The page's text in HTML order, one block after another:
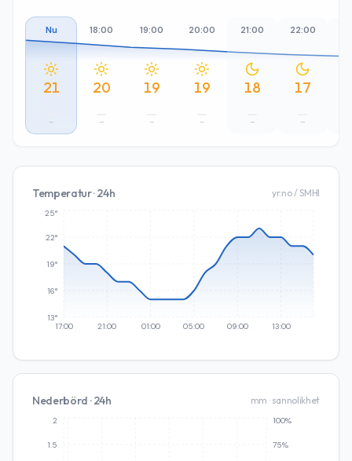
Nu
21
–
18:00
20
–
19:00
19
–
20:00
19
–
21:00
18
–
22:00
17
–
Temperatur · 24h yr.no / SMHI
17:00 21:00 01:00 05:00 09:00 13:00
13°
16°
19°
22°
25°
Nederbörd · 24h mm · sannolikhet
1.5
2
75%
100%